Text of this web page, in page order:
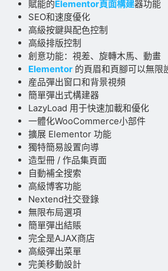
賦能的Elementor頁面構建器功能
SEO和速度優化
高級按鍵與配色控制
高級排版控制
創意功能：視差、旋轉木馬、動畫
Elementor 的頁眉和頁腳可以無限
産品彈出窗口和背景視頻
簡單彈出式構建器
LazyLoad 用于快速加載和優化
一體化WooCommerce小部件
擴展 Elementor 功能
獨特簡易設置向導
造型冊 / 作品集頁面
自動補全搜索
高級博客功能
Nextend社交登錄
無限布局選項
簡單彈出結賬
完全是AJAX商店
高級彈出菜單
完美移動設計